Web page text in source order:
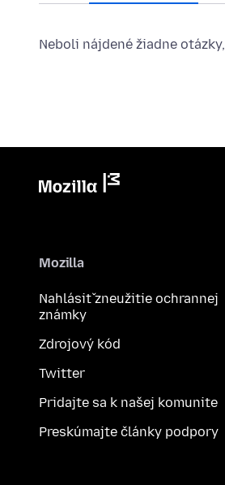
Neboli nájdené žiadne
Mozilla
Nahlásiť zneužitie ochrannej
známky
Zdrojový kód
Twitter
Pridajte sa k našej komunite
Preskúmajte články podpory